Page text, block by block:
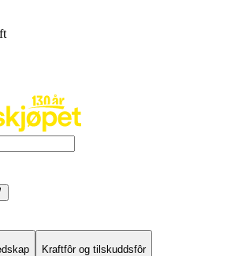
Kraftfôr og tilskuddsfôr